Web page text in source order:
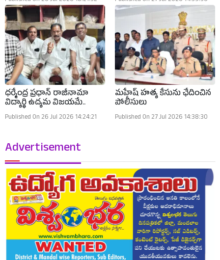
ధర్మేంద్ర ప్రధాన్ రాజీనామా
విద్యార్థి ఉద్యమ విజయమే..
Published On 26 Jul 2026 14:24:21
మహేష్ హత్య కేసును ఛేదించిన
పోలీసులు
Published On 27 Jul 2026 14:38:30
Advertisement